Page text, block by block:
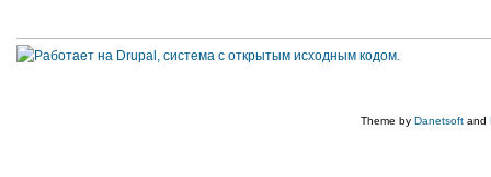
Theme by Danetsoft and